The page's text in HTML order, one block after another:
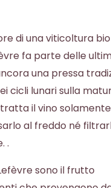
di una viticoltura
fa parte delle
una pressa
cicli lunari sulla
il vino
al freddo né
.
sono il frutto